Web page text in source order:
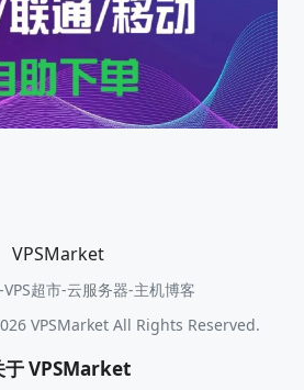
VPSMarket
超市-云服务器-主机博客
VPSMarket All Rights Reserved.
于 VPSMarket